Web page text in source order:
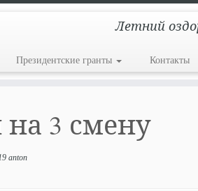
Летний
Президентские гранты Контакты
на 3 смену
anton